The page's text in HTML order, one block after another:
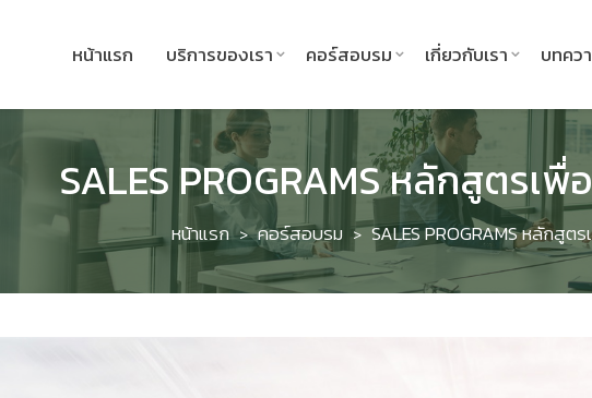
หน้าแรก บริการของเรา คอร์สอบรม เกี่ยวกับเรา บทคว
SALES PROGRAMS หลักสูตรเ
หน้าแรก > คอร์สอบรม > SALES PROGRAMS หลักสู